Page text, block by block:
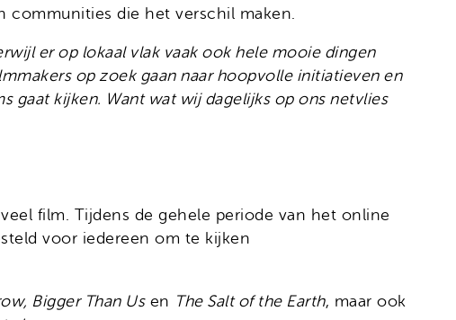
communities die het verschil maken.
er op lokaal vlak vaak ook hele mooie dingen
op zoek gaan naar hoopvolle initiatieven en
gaat kijken. Want wat wij dagelijks op ons netvlies
film. Tijdens de gehele periode van het online
voor iedereen om te kijken
Bigger Than Usen The Salt of the Earth, maar ook